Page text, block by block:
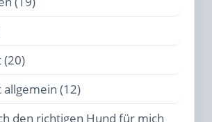
(20)
(12)
den richtigen Hund für mich